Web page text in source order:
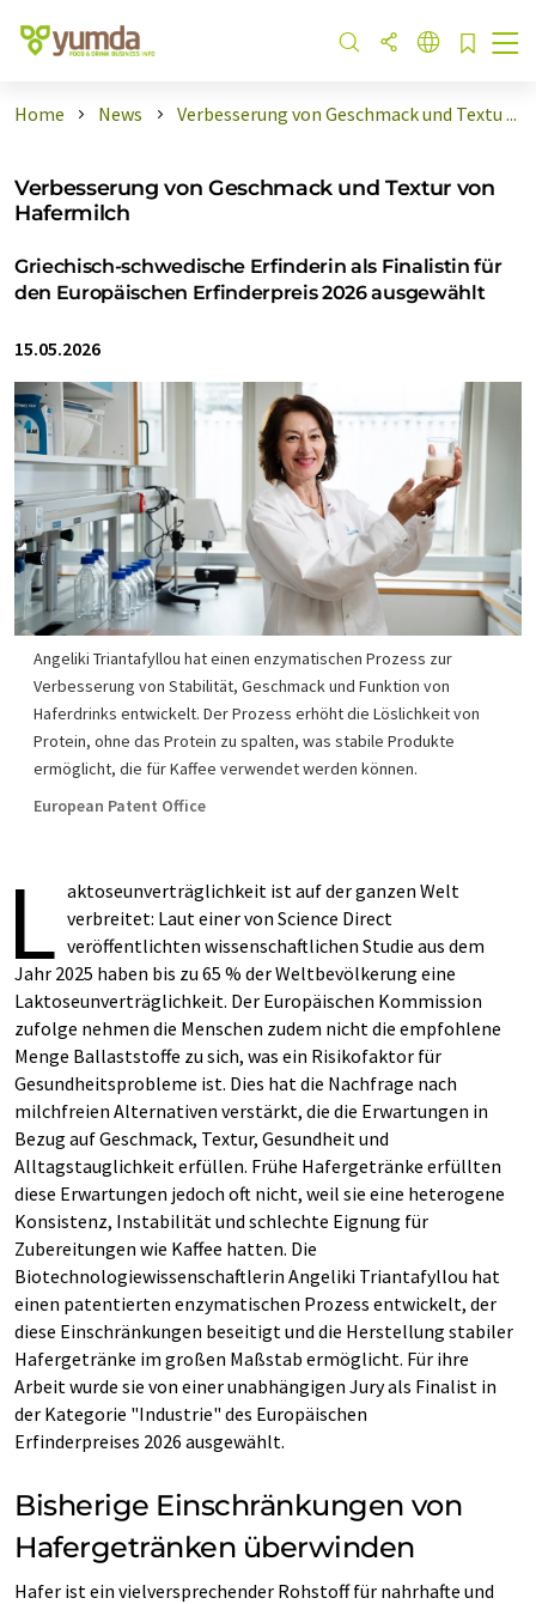
Home News Verbesserung von Geschmack und Textu ...
Verbesserung von Geschmack und Textur von
Hafermilch
Griechisch-schwedische Erfinderin als Finalistin für
den Europäischen Erfinderpreis 2026 ausgewählt
15.05.2026
Angeliki Triantafyllou hat einen enzymatischen Prozess zur
Verbesserung von Stabilität, Geschmack und Funktion von
Haferdrinks entwickelt. Der Prozess erhöht die Löslichkeit von
Protein, ohne das Protein zu spalten, was stabile Produkte
ermöglicht, die für Kaffee verwendet werden können.
European Patent Office
L aktoseunverträglichkeit ist auf der ganzen Welt
verbreitet: Laut einer von Science Direct
veröffentlichten wissenschaftlichen Studie aus dem
Jahr 2025 haben bis zu 65 % der Weltbevölkerung eine
Laktoseunverträglichkeit. Der Europäischen Kommission
zufolge nehmen die Menschen zudem nicht die empfohlene
Menge Ballaststoffe zu sich, was ein Risikofaktor für
Gesundheitsprobleme ist. Dies hat die Nachfrage nach
milchfreien Alternativen verstärkt, die die Erwartungen in
Bezug auf Geschmack, Textur, Gesundheit und
Alltagstauglichkeit erfüllen. Frühe Hafergetränke erfüllten
diese Erwartungen jedoch oft nicht, weil sie eine heterogene
Konsistenz, Instabilität und schlechte Eignung für
Zubereitungen wie Kaffee hatten. Die
Biotechnologiewissenschaftlerin Angeliki Triantafyllou hat
einen patentierten enzymatischen Prozess entwickelt, der
diese Einschränkungen beseitigt und die Herstellung stabiler
Hafergetränke im großen Maßstab ermöglicht. Für ihre
Arbeit wurde sie von einer unabhängigen Jury als Finalist in
der Kategorie "Industrie" des Europäischen
Erfinderpreises 2026 ausgewählt.
Bisherige Einschränkungen von
Hafergetränken überwinden
Hafer ist ein vielversprechender Rohstoff für nahrhafte und